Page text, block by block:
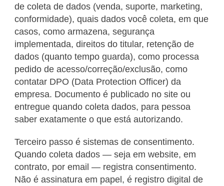
de coleta de dados (venda, suporte, marketing,
conformidade), quais dados você coleta, em que
casos, como armazena, segurança
implementada, direitos do titular, retenção de
dados (quanto tempo guarda), como processa
pedido de acesso/correção/exclusão, como
contatar DPO (Data Protection Officer) da
empresa. Documento é publicado no site ou
entregue quando coleta dados, para pessoa
saber exatamente o que está autorizando.
Terceiro passo é sistemas de consentimento.
Quando coleta dados — seja em website, em
contrato, por email — registra consentimento.
Não é assinatura em papel, é registro digital de